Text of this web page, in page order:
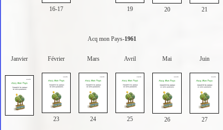
16-17 19 20 21
Acq mon Pays-1961
Janvier Février Mars Avril Mai Juin
23 24 25 26 27